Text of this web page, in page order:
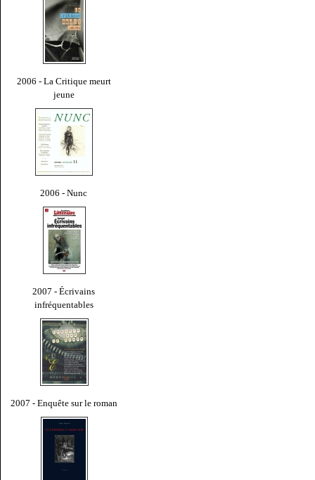
2006 - La Critique meurt
jeune
2006 - Nunc
2007 - Écrivains
infréquentables
2007 - Enquête sur le roman